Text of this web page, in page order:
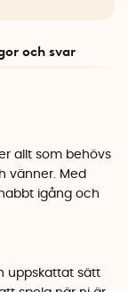
och svar
allt som behövs
vänner. Med
igång och
uppskattat sätt